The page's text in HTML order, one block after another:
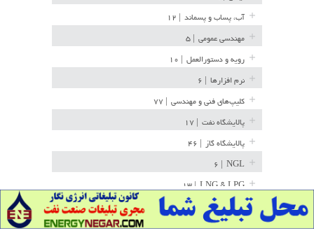
آب، پساب و پسماند
مهندسی عمومی
رویه و دستورالعمل
نرم افزارها
کلیپ‌های فنی و مهندسی
پالایشگاه نفت
پالایشگاه گاز
NGL
LNG & LPG | ۱۳
خط لوله | ۳۶
مخازن ذخیره | ۱۵